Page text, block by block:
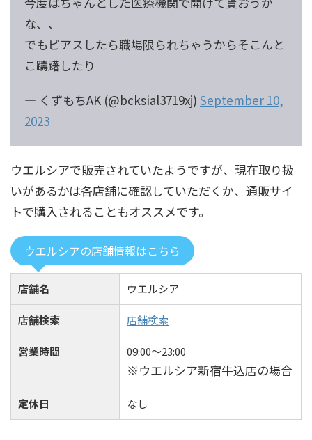
な、、
でもピアスしたら職場限られちゃうからそこんと
こ躊躇したり
— くずもちAK (@bcksial3719xj) September 10,
2023
ウエルシアで販売されていたようですが、現在取り扱
いがあるかは各店舗に確認していただくか、通販サイ
トで購入されることもオススメです。
ウエルシアの店舗情報はこちら
店舗名 ウエルシア
店舗検索 店舗検索
営業時間 09:00〜23:00
※ウエルシア新宿牛込店の場合
定休日 なし